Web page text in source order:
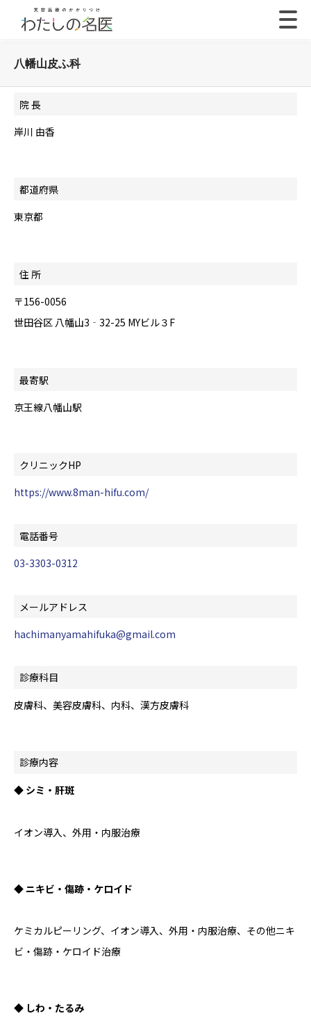
八幡山皮ふ科
院 長
岸川 由香
都道府県
東京都
住 所
〒156-0056
世田谷区 八幡山3‐32-25 MYビル３F
最寄駅
京王線八幡山駅
クリニックHP
https://www.8man-hifu.com/
電話番号
03-3303-0312
メールアドレス
hachimanyamahifuka@gmail.com
診療科目
皮膚科、美容皮膚科、内科、漢方皮膚科
診療内容
◆ シミ・肝斑
イオン導入、外用・内服治療
◆ ニキビ・傷跡・ケロイド
ケミカルピーリング、イオン導入、外用・内服治療、その他ニキ
ビ・傷跡・ケロイド治療
◆ しわ・たるみ